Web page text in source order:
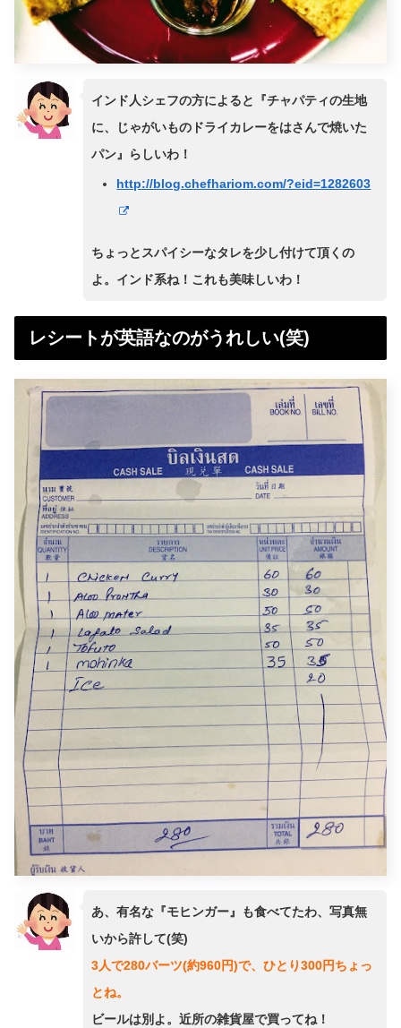
インド人シェフの方によると『チャパティの生地
に、じゃがいものドライカレーをはさんで焼いた
パン』らしいわ！
http://blog.chefhariom.com/?eid=1282603
ちょっとスパイシーなタレを少し付けて頂くの
よ。インド系ね！これも美味しいわ！
レシートが英語なのがうれしい(笑)
あ、有名な『モヒンガー』も食べてたわ、写真無
いから許して(笑)
3人で280バーツ(約960円)で、ひとり300円ちょっ
とね。
ビールは別よ。近所の雑貨屋で買ってね！